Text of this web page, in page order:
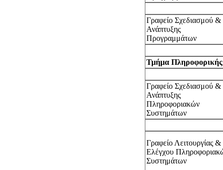
Γραφείο Σχεδιασμού &
Ανάπτυξης
Προγραμμάτων
Τμήμα Πληροφορικής
Γραφείο Σχεδιασμού &
Ανάπτυξης
Πληροφοριακών
Συστημάτων
Γραφείο Λειτουργίας &
Ελέγχου
Συστημάτων